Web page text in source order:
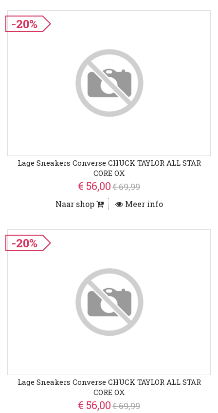
-20%
Lage Sneakers Converse CHUCK TAYLOR ALL STAR
CORE OX
€ 56,00€ 69,99
Naar shop Meer info
-20%
Lage Sneakers Converse CHUCK TAYLOR ALL STAR
CORE OX
€ 56,00€ 69,99